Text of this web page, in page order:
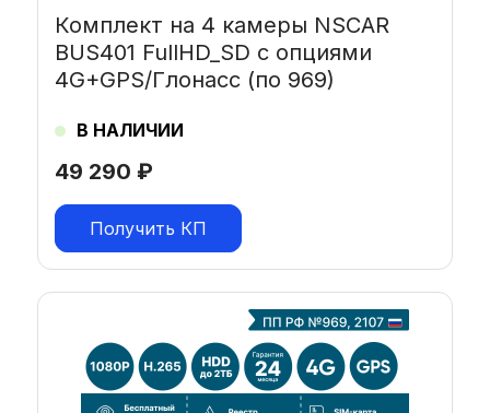
49 290 ₽
Комплект на 4 камеры NSCAR
BUS401 FullHD_SD с опциями
4G+GPS/Глонасс (по 969)
В НАЛИЧИИ
Получить КП